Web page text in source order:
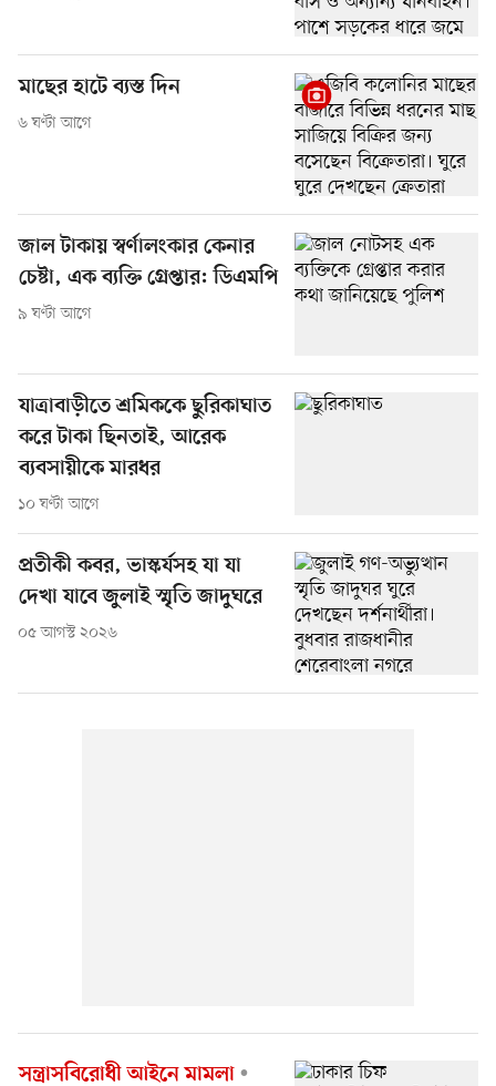
মাছের হাটে ব্যস্ত দিন
৬ ঘণ্টা আগে
জাল টাকায় স্বর্ণালংকার কেনার
চেষ্টা, এক ব্যক্তি গ্রেপ্তার: ডিএমপি
৯ ঘণ্টা আগে
যাত্রাবাড়ীতে শ্রমিককে ছুরিকাঘাত
করে টাকা ছিনতাই, আরেক
ব্যবসায়ীকে মারধর
১০ ঘণ্টা আগে
প্রতীকী কবর, ভাস্কর্যসহ যা যা
দেখা যাবে জুলাই স্মৃতি জাদুঘরে
০৫ আগস্ট ২০২৬
সন্ত্রাসবিরোধী আইনে মামলা